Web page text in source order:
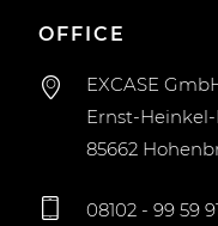
OFFICE
EXCASE
Ernst-Heinkel-
85662
08102 - 99 59